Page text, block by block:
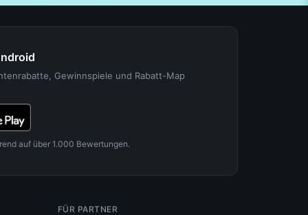
Gewinnspiele und Rabatt-Map
auf über 1.000 Bewertungen.
FÜR PARTNER